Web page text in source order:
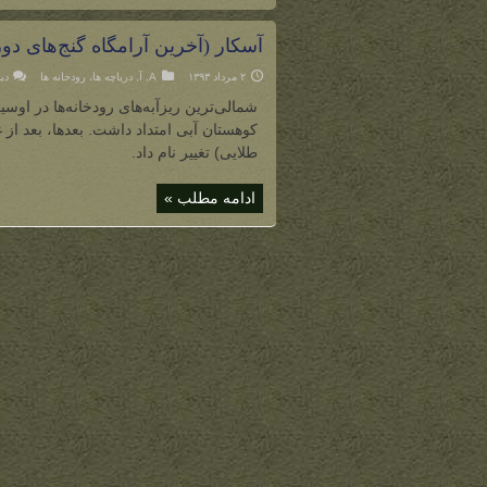
آسکار (آخرین آرامگاه گنج‌های
۲ مرداد ۱۳۹۳ A آ ,دریاچه ها، رودخانه ها
شمالی‌ترین ریزآبه‌های رودخانه‌ها در
کوهستان آبی امتداد داشت. بعدها، بعد
طلایی) تغییر نام داد.
ادامه مطلب »